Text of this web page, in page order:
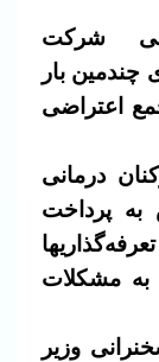
رسمی شرکت
چندمین بار
اعتراضی
درمانی
به پرداخت
مشکلات
وزیر